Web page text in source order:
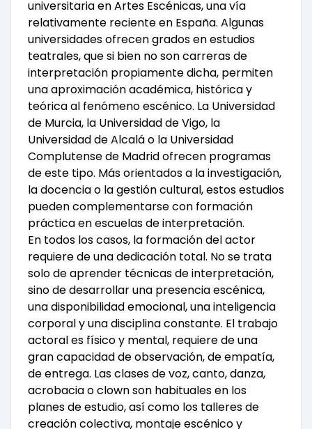
universitaria en Artes Escénicas, una vía
relativamente reciente en España. Algunas
universidades ofrecen grados en estudios
teatrales, que si bien no son carreras de
interpretación propiamente dicha, permiten
una aproximación académica, histórica y
teórica al fenómeno escénico. La Universidad
de Murcia, la Universidad de Vigo, la
Universidad de Alcalá o la Universidad
Complutense de Madrid ofrecen programas
de este tipo. Más orientados a la investigación,
la docencia o la gestión cultural, estos estudios
pueden complementarse con formación
práctica en escuelas de interpretación.
En todos los casos, la formación del actor
requiere de una dedicación total. No se trata
solo de aprender técnicas de interpretación,
sino de desarrollar una presencia escénica,
una disponibilidad emocional, una inteligencia
corporal y una disciplina constante. El trabajo
actoral es físico y mental, requiere de una
gran capacidad de observación, de empatía,
de entrega. Las clases de voz, canto, danza,
acrobacia o clown son habituales en los
planes de estudio, así como los talleres de
creación colectiva, montaje escénico y